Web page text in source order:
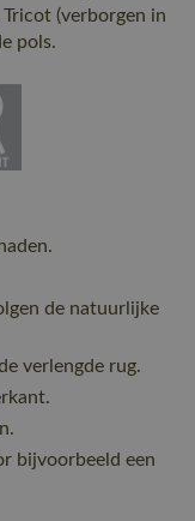
(verborgen in
pols.
de natuurlijke
verlengde rug.
bijvoorbeeld een